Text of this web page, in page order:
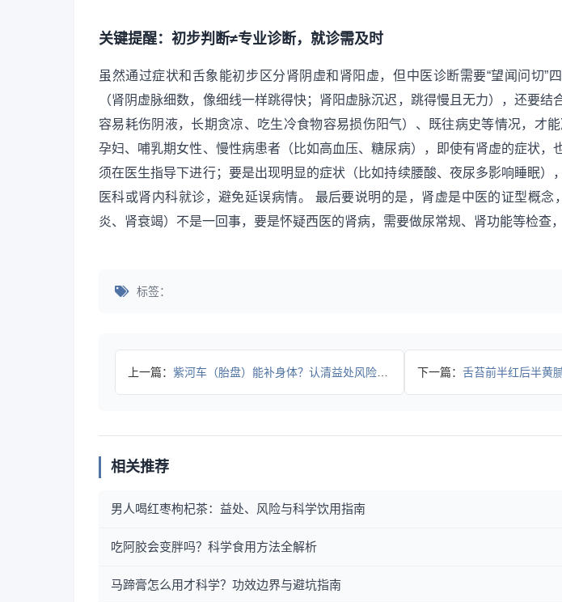
关键提醒：初步判断≠专业诊断，就诊需及时
虽然通过症状和舌象能初步区分肾阴虚和肾阳虚，但中医诊断需要“望闻问切”
（肾阴虚脉细数，像细线一样跳得快；肾阳虚脉沉迟，跳得慢且无力），还要结
容易耗伤阴液，长期贪凉、吃生冷食物容易损伤阳气）、既往病史等情况，才
孕妇、哺乳期女性、慢性病患者（比如高血压、糖尿病），即使有肾虚的症状，
须在医生指导下进行；要是出现明显的症状（比如持续腰酸、夜尿多影响睡眠）
医科或肾内科就诊，避免延误病情。 最后要说明的是，肾虚是中医的证型概念
炎、肾衰竭）不是一回事，要是怀疑西医的肾病，需要做尿常规、肾功能等检查
标签：
上一篇： 紫河车（胎盘）能补身体？认清益处风险，避免健康隐患 下一篇： 舌苔前半红后半黄腻
相关推荐
男人喝红枣枸杞茶：益处、风险与科学饮用指南
吃阿胶会变胖吗？科学食用方法全解析
马蹄膏怎么用才科学？功效边界与避坑指南